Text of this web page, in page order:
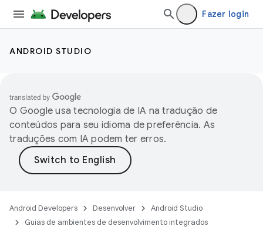
Fazer login
ANDROID STUDIO
O Google usa tecnologia de IA na tradução de
conteúdos para seu idioma de preferência. As
traduções com IA podem ter erros.
Android Developers Desenvolver
Android Studio
Guias de ambientes de desenvolvimento integrados